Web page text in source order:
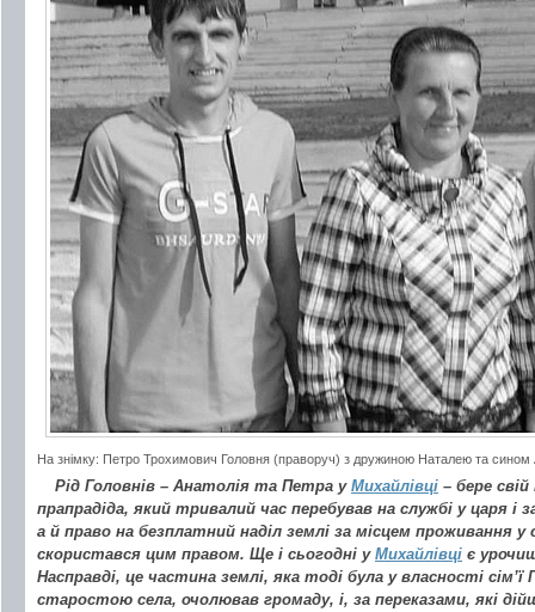
На знімку: Петро Трохимович Головня (праворуч) з дружиною Наталею та
Рід Головнів – Анатолія та Петра у Михайлівці – бере
прапрадіда, який тривалий час перебував на службі у царя і
а й право на безплатний наділ землі за місцем проживання у
скористався цим правом. Ще і сьогодні у Михайлівці є
Насправді, це частина землі, яка тоді була у власності сім’ї
старостою села, очолював громаду, і, за переказами, які